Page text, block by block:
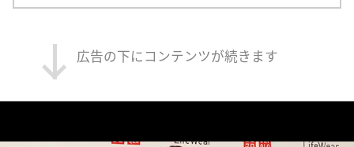
広告の下にコンテンツが続きます